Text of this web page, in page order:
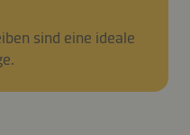
sind eine ideale